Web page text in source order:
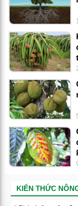
KIẾN THỨC